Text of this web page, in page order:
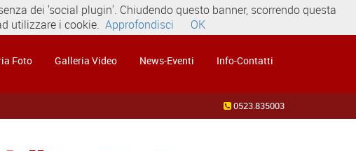
Foto Galleria Video News-Eventi Info-Contatti
0523.835003
dei 'social plugin'. Chiudendo questo banner, scorrendo questa
utilizzare i cookie. Approfondisci OK